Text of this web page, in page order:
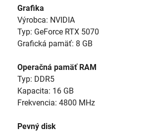
Grafika
Výrobca: NVIDIA
Typ: GeForce RTX 5070
Grafická pamäť: 8 GB
Operačná pamäť RAM
Typ: DDR5
Kapacita: 16 GB
Frekvencia: 4800 MHz
Pevný disk